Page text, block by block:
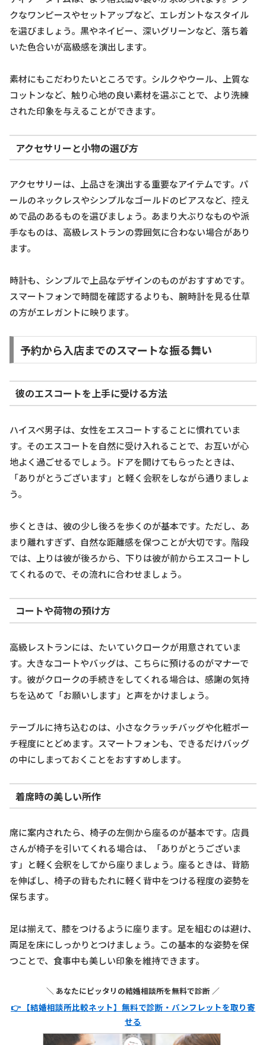
クなワンピースやセットアップなど、エレガントなスタイル
を選びましょう。黒やネイビー、深いグリーンなど、落ち着
いた色合いが高級感を演出します。
素材にもこだわりたいところです。シルクやウール、上質な
コットンなど、触り心地の良い素材を選ぶことで、より洗練
された印象を与えることができます。
アクセサリーと小物の選び方
アクセサリーは、上品さを演出する重要なアイテムです。パ
ールのネックレスやシンプルなゴールドのピアスなど、控え
めで品のあるものを選びましょう。あまり大ぶりなものや派
手なものは、高級レストランの雰囲気に合わない場合があり
ます。
時計も、シンプルで上品なデザインのものがおすすめです。
スマートフォンで時間を確認するよりも、腕時計を見る仕草
の方がエレガントに映ります。
予約から入店までのスマートな振る舞い
彼のエスコートを上手に受ける方法
ハイスペ男子は、女性をエスコートすることに慣れていま
す。そのエスコートを自然に受け入れることで、お互いが心
地よく過ごせるでしょう。ドアを開けてもらったときは、
「ありがとうございます」と軽く会釈をしながら通りましょ
う。
歩くときは、彼の少し後ろを歩くのが基本です。ただし、あ
まり離れすぎず、自然な距離感を保つことが大切です。階段
では、上りは彼が後ろから、下りは彼が前からエスコートし
てくれるので、その流れに合わせましょう。
コートや荷物の預け方
高級レストランには、たいていクロークが用意されていま
す。大きなコートやバッグは、こちらに預けるのがマナーで
す。彼がクロークの手続きをしてくれる場合は、感謝の気持
ちを込めて「お願いします」と声をかけましょう。
テーブルに持ち込むのは、小さなクラッチバッグや化粧ポー
チ程度にとどめます。スマートフォンも、できるだけバッグ
の中にしまっておくことをおすすめします。
着席時の美しい所作
席に案内されたら、椅子の左側から座るのが基本です。店員
さんが椅子を引いてくれる場合は、「ありがとうございま
す」と軽く会釈をしてから座りましょう。座るときは、背筋
を伸ばし、椅子の背もたれに軽く背中をつける程度の姿勢を
保ちます。
足は揃えて、膝をつけるように座ります。足を組むのは避け、
両足を床にしっかりとつけましょう。この基本的な姿勢を保
つことで、食事中も美しい印象を維持できます。
＼ あなたにピッタリの結婚相談所を無料で診断 ／
👉 【結婚相談所比較ネット】無料で診断・パンフレットを取り寄
せる